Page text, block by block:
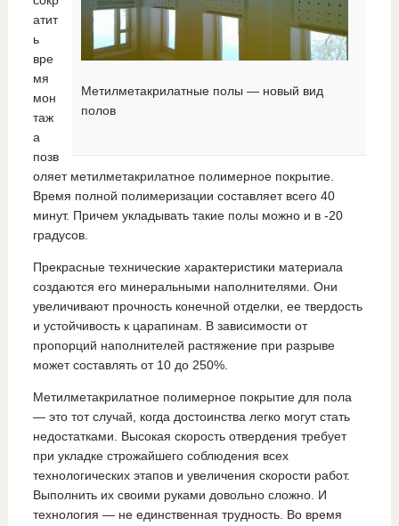
Метилметакрилатные полы — новый вид
полов
атит
ь
вре
мя
мон
таж
а
позв
оляет метилметакрилатное полимерное покрытие.
Время полной полимеризации составляет всего 40
минут. Причем укладывать такие полы можно и в -20
градусов.
Прекрасные технические характеристики материала
создаются его минеральными наполнителями. Они
увеличивают прочность конечной отделки, ее твердость
и устойчивость к царапинам. В зависимости от
пропорций наполнителей растяжение при разрыве
может составлять от 10 до 250%.
Метилметакрилатное полимерное покрытие для пола
— это тот случай, когда достоинства легко могут стать
недостатками. Высокая скорость отвердения требует
при укладке строжайшего соблюдения всех
технологических этапов и увеличения скорости работ.
Выполнить их своими руками довольно сложно. И
технология — не единственная трудность. Во время